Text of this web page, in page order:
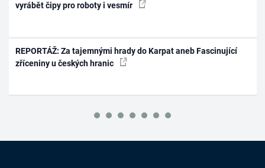
vyrábět čipy pro roboty i vesmír
REPORTÁŽ: Za tajemnými hrady do Karpat aneb Fascinující
zříceniny u českých hranic